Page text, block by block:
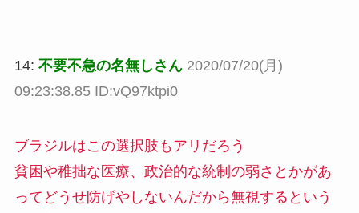
14: 不要不急の名無しさん 2020/07/20(月)
09:23:38.85 ID:vQ97ktpi0
ブラジルはこの選択肢もアリだろう
貧困や稚拙な医療、政治的な統制の弱さとかがあ
ってどうせ防げやしないんだから無視するという